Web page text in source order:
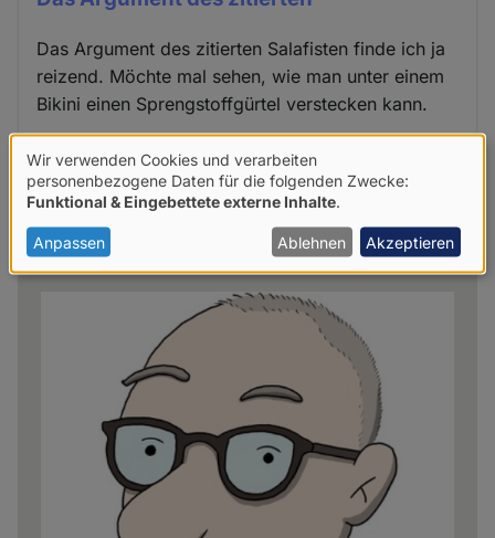
Das Argument des zitierten Salafisten finde ich ja
reizend. Möchte mal sehen, wie man unter einem
Bikini einen Sprengstoffgürtel verstecken kann.
Diskussion anzeigen
Share
news
Verwendung
von
personenbezogenen
Daten
Wir verwenden Cookies und verarbeiten
personenbezogene Daten für die folgenden Zwecke:
Funktional & Eingebettete externe Inhalte.
Anpassen Ablehnen Akzeptieren